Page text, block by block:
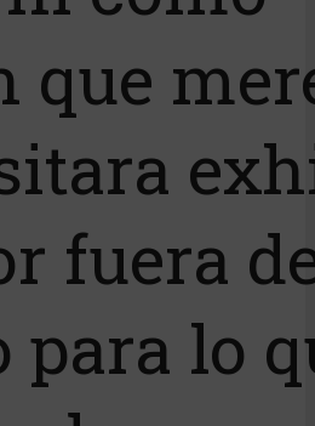
que
fuera
para lo